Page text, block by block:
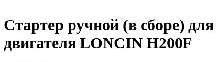
Стартер ручной (в сборе) для
двигателя LONCIN H200F